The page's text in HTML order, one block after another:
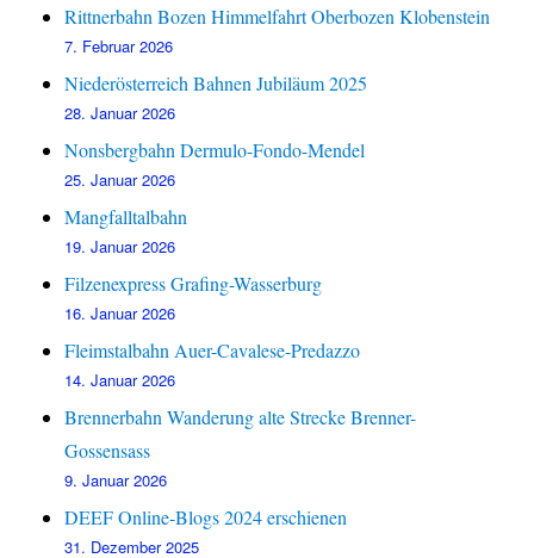
Rittnerbahn Bozen Himmelfahrt Oberbozen Klobenstein
7. Februar 2026
Niederösterreich Bahnen Jubiläum 2025
28. Januar 2026
Nonsbergbahn Dermulo-Fondo-Mendel
25. Januar 2026
Mangfalltalbahn
19. Januar 2026
Filzenexpress Grafing-Wasserburg
16. Januar 2026
Fleimstalbahn Auer-Cavalese-Predazzo
14. Januar 2026
Brennerbahn Wanderung alte Strecke Brenner-
Gossensass
9. Januar 2026
DEEF Online-Blogs 2024 erschienen
31. Dezember 2025